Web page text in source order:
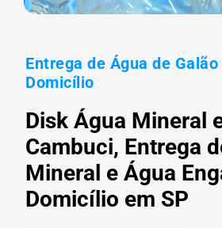
Entrega de Água de
Domicílio
Disk Água Mineral
Cambuci, Entrega
Mineral e Água
Domicílio em SP